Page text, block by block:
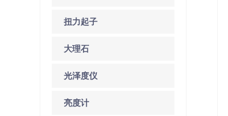
扭力起子
大理石
光泽度仪
亮度计